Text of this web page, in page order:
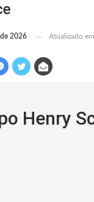
2026 Atualizado em
Henry